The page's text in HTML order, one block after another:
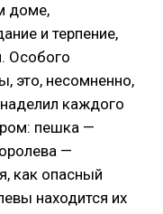
доме,
и терпение,
Особого
это, несомненно,
каждого
пешка —
—
как опасный
находится их